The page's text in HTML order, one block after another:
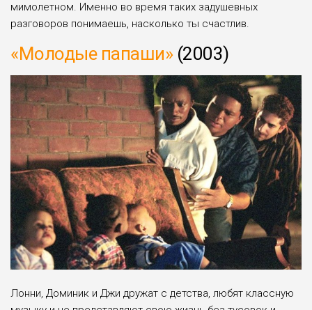
мимолетном. Именно во время таких задушевных
разговоров понимаешь, насколько ты счастлив.
«Молодые папаши»(2003)
Лонни, Доминик и Джи дружат с детства, любят классную